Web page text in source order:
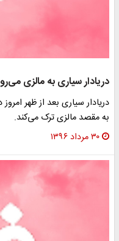
دریادار سیاری به مالزی می‌رود
دریادار سیاری بعد از ظهر
به مقصد مالزی ترک می‌کند.
۳۰ مرداد ۱۳۹۶